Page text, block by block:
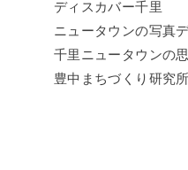
ディスカバー千里
ニュータウンの写真
千里ニュータウンの
豊中まちづくり研究所